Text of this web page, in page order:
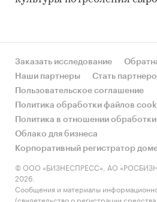
Заказать исследование
Наши партнеры
Стать
Пользовательское соглашение
Политика обработки файлов
Политика в отношении
Облако для бизнеса
Корпоративный регистратор
© ООО «БИЗНЕСПРЕСС», АО
2026.
Сообщения и материалы
(свидетельство о регистрации